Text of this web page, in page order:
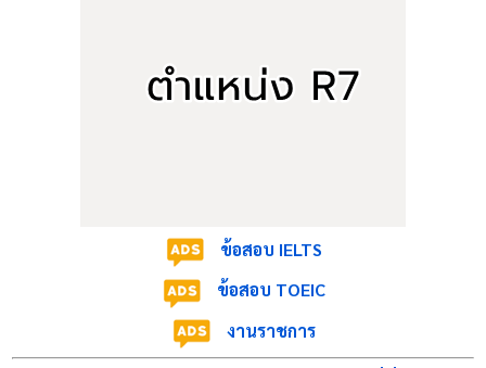
ข้อสอบ IELTS
ข้อสอบ TOEIC
งานราชการ